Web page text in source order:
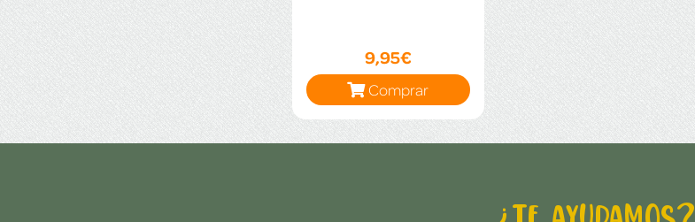
9,95€
Comprar